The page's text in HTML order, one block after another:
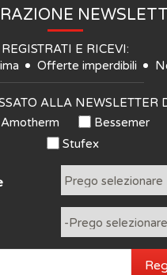
REGISTRATI E RICEVI:
Offerte imperdibili
ALLA NEWSLETTER
Amotherm Bessemer
Stufex